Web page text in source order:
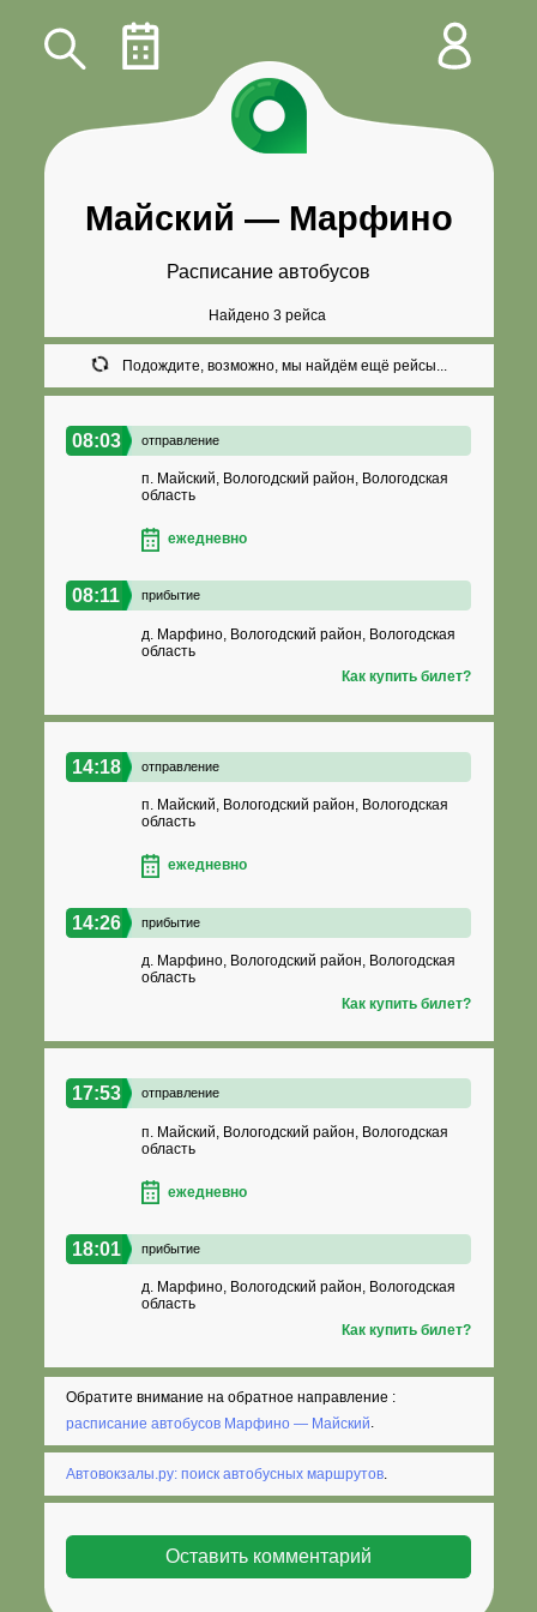
Майский — Марфино
Расписание автобусов
Найдено 3 рейса
Подождите, возможно, мы найдём ещё рейсы...
08:03 отправление
п. Майский, Вологодский район, Вологодская
область
ежедневно
08:11 прибытие
д. Марфино, Вологодский район, Вологодская
область
Как купить билет?
14:18 отправление
п. Майский, Вологодский район, Вологодская
область
ежедневно
14:26 прибытие
д. Марфино, Вологодский район, Вологодская
область
Как купить билет?
17:53 отправление
п. Майский, Вологодский район, Вологодская
область
ежедневно
18:01 прибытие
д. Марфино, Вологодский район, Вологодская
область
Как купить билет?
Обратите внимание на обратное направление :
расписание автобусов Марфино — Майский.
Автовокзалы.ру: поиск автобусных маршрутов